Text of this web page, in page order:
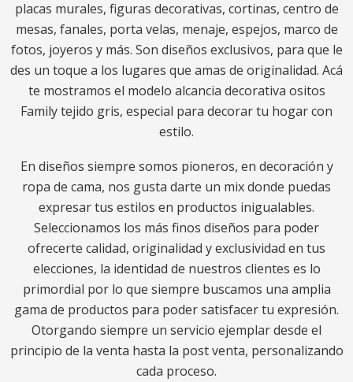
placas murales, figuras decorativas, cortinas, centro de
mesas, fanales, porta velas, menaje, espejos, marco de
fotos, joyeros y más. Son diseños exclusivos, para que le
des un toque a los lugares que amas de originalidad. Acá
te mostramos el modelo alcancia decorativa ositos
Family tejido gris, especial para decorar tu hogar con
estilo.
En diseños siempre somos pioneros, en decoración y
ropa de cama, nos gusta darte un mix donde puedas
expresar tus estilos en productos inigualables.
Seleccionamos los más finos diseños para poder
ofrecerte calidad, originalidad y exclusividad en tus
elecciones, la identidad de nuestros clientes es lo
primordial por lo que siempre buscamos una amplia
gama de productos para poder satisfacer tu expresión.
Otorgando siempre un servicio ejemplar desde el
principio de la venta hasta la post venta, personalizando
cada proceso.